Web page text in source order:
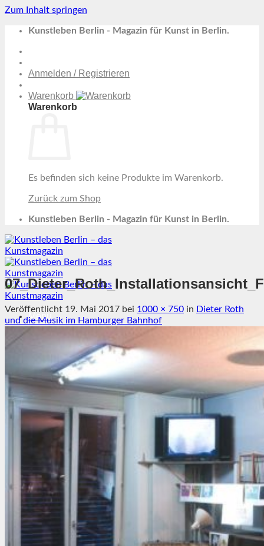
Zum Inhalt springen
Kunstleben Berlin - Magazin für Kunst in Berlin.
Anmelden / Registrieren
Warenkorb
Warenkorb
Es befinden sich keine Produkte im Warenkorb.
Zurück zum Shop
Kunstleben Berlin - Magazin für Kunst in Berlin.
Menü
Magazin
Ausstellungen
Szene & Kontext
Künstler entdecken
Videos
Kunstkalender
Orte
Suchen nach:
Suchen nach:
Veröffentlicht 19. Mai 2017 bei 1000 × 750 in Dieter Roth
und die Musik im Hamburger Bahnhof